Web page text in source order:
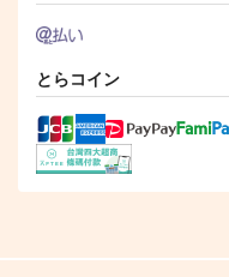
とらコイン